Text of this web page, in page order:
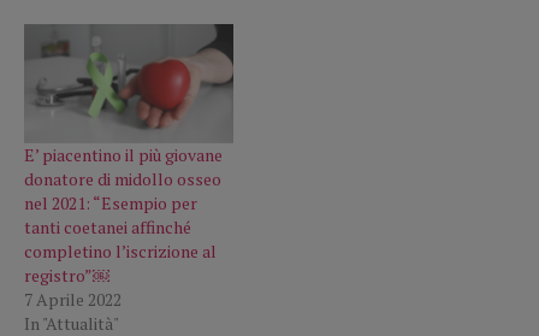
E’ piacentino il più giovane
donatore di midollo osseo
nel 2021: “Esempio per
tanti coetanei affinché
completino l’iscrizione al
registro”￼
7 Aprile 2022
In "Attualità"